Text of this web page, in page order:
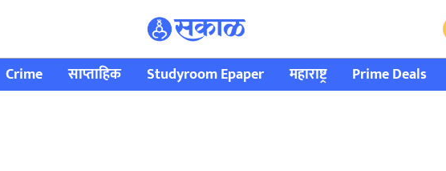
Crime साप्ताहिक Studyroom Epaper महाराष्ट्र Prime Deals